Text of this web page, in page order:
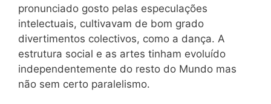
pronunciado gosto pelas especulações
intelectuais, cultivavam de bom grado
divertimentos colectivos, como a dança. A
estrutura social e as artes tinham evoluído
independentemente do resto do Mundo mas
não sem certo paralelismo.